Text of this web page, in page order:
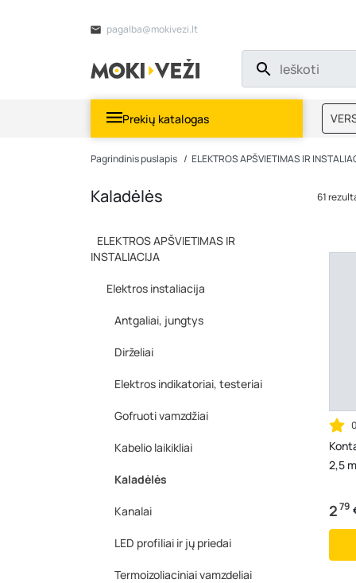
pagalba@mokivezi.lt
Prekių katalogas
Pagrindinis puslapis ELEKTROS APŠVIETIMAS IR
Kaladėlės
ELEKTROS APŠVIETIMAS IR
INSTALIACIJA
Elektros instaliacija
Antgaliai, jungtys
Dirželiai
Elektros indikatoriai, testeriai
Gofruoti vamzdžiai
Kabelio laikikliai
Kaladėlės
Kanalai
LED profiliai ir jų priedai
Termoizoliaciniai vamzdeliai
61
2,5
279